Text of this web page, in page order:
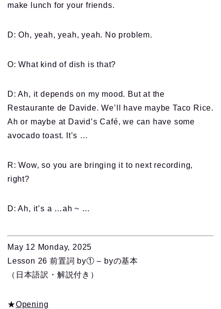
make lunch for your friends.
D: Oh, yeah, yeah, yeah. No problem.
O: What kind of dish is that?
D: Ah, it depends on my mood. But at the
Restaurante de Davide. We’ll have maybe Taco Rice.
Ah or maybe at David’s Café, we can have some
avocado toast. It’s …
R: Wow, so you are bringing it to next recording,
right?
D: Ah, it’s a …ah ~ …
May 12 Monday, 2025
Lesson 26 前置詞 by① – byの基本
（日本語訳・解説付き）
★Opening